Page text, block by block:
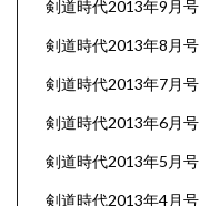
剣道時代2013年9月号
剣道時代2013年8月号
剣道時代2013年7月号
剣道時代2013年6月号
剣道時代2013年5月号
剣道時代2013年4月号